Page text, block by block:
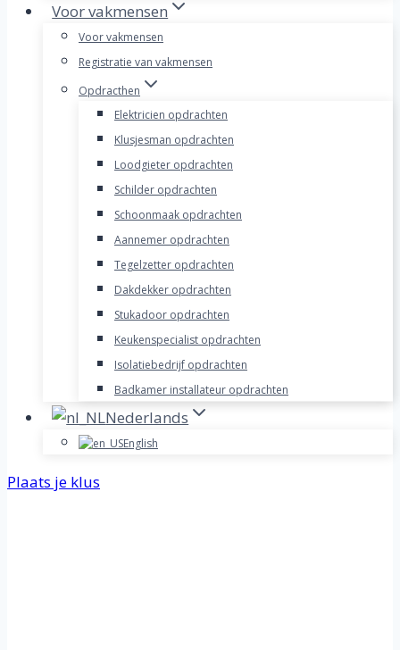
Voor vakmensen
Voor vakmensen
Registratie van vakmensen
Opdracthen
Elektricien opdrachten
Klusjesman opdrachten
Loodgieter opdrachten
Schilder opdrachten
Schoonmaak opdrachten
Aannemer opdrachten
Tegelzetter opdrachten
Dakdekker opdrachten
Stukadoor opdrachten
Keukenspecialist opdrachten
Isolatiebedrijf opdrachten
Badkamer installateur opdrachten
Nederlands
English
Plaats je klus